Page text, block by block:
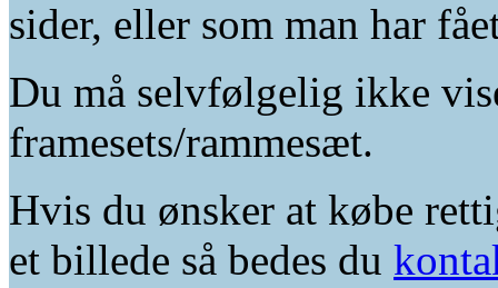
sider, eller som man har
Du må selvfølgelig ikke
framesets/rammesæt.
Hvis du ønsker at købe
et billede så bedes du